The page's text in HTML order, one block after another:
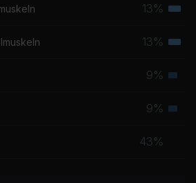
13%
13%
9%
9%
43%